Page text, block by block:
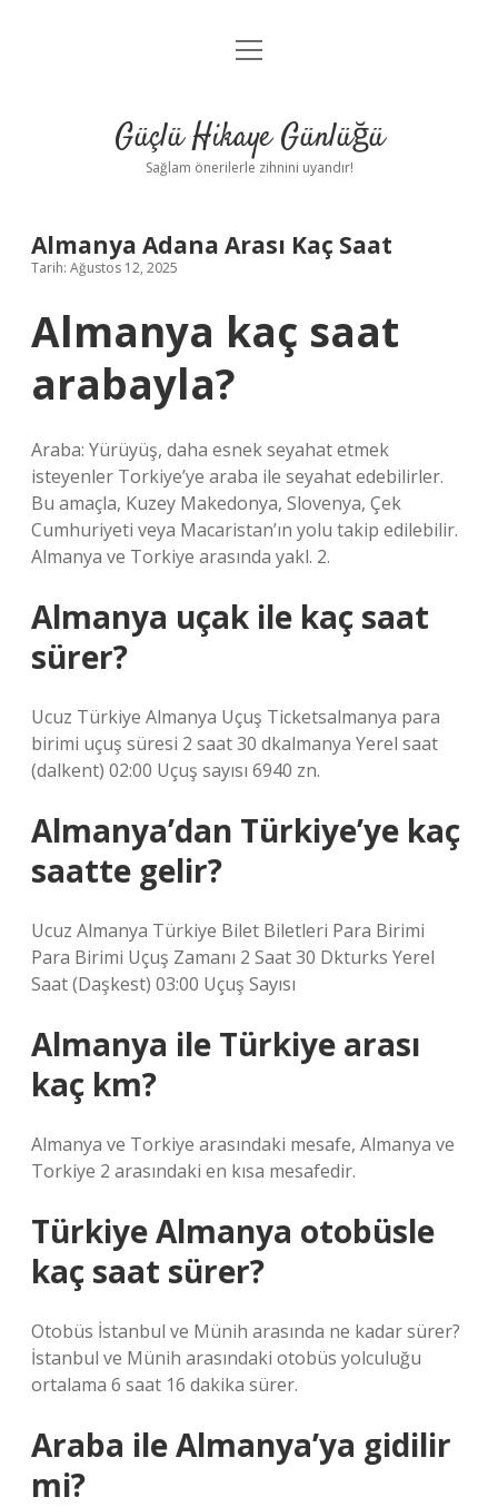
Anasayfa
Yasal Uyarı
menüyü
Güçlü Hikaye Günlüğü
Sağlam önerilerle zihnini uyandır!
Almanya Adana Arası Kaç Saat
Tarih: Ağustos 12, 2025
Almanya kaç saat
arabayla?
Araba: Yürüyüş, daha esnek seyahat etmek
isteyenler Torkiye’ye araba ile seyahat edebilirler.
Bu amaçla, Kuzey Makedonya, Slovenya, Çek
Cumhuriyeti veya Macaristan’ın yolu takip edilebilir.
Almanya ve Torkiye arasında yakl. 2.
Almanya uçak ile kaç saat
sürer?
Ucuz Türkiye Almanya Uçuş Ticketsalmanya para
birimi uçuş süresi 2 saat 30 dkalmanya Yerel saat
(dalkent) 02:00 Uçuş sayısı 6940 zn.
Almanya’dan Türkiye’ye kaç
saatte gelir?
Ucuz Almanya Türkiye Bilet Biletleri Para Birimi
Para Birimi Uçuş Zamanı 2 Saat 30 Dkturks Yerel
Saat (Daşkest) 03:00 Uçuş Sayısı
Almanya ile Türkiye arası
kaç km?
Almanya ve Torkiye arasındaki mesafe, Almanya ve
Torkiye 2 arasındaki en kısa mesafedir.
Türkiye Almanya otobüsle
kaç saat sürer?
Otobüs İstanbul ve Münih arasında ne kadar sürer?
İstanbul ve Münih arasındaki otobüs yolculuğu
ortalama 6 saat 16 dakika sürer.
Araba ile Almanya’ya gidilir
mi?